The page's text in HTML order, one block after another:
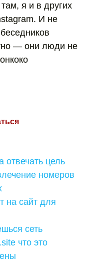
я и в других
И не
— они люди не
отвечать цель
номеров
на сайт для
сеть
что это